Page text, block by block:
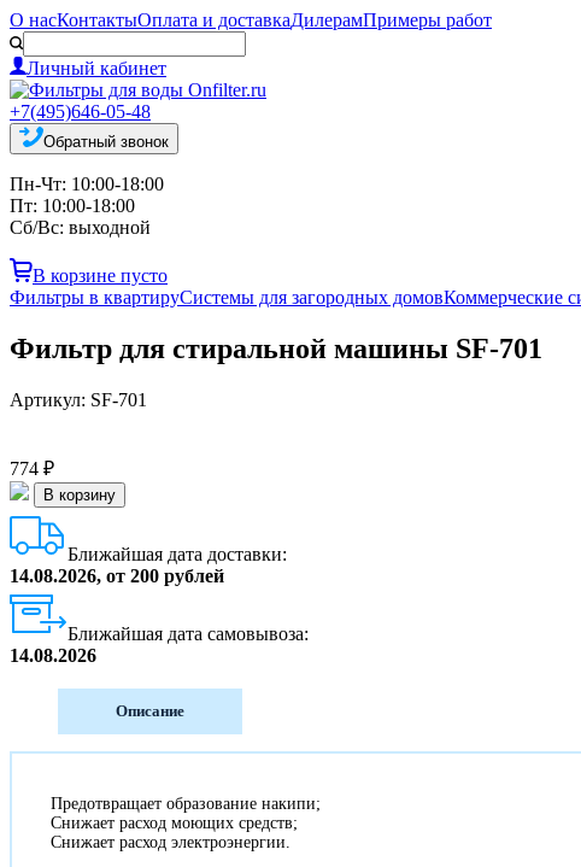
О насКонтактыОплата и доставкаДилерамПримеры работ
Личный кабинет
+7(495)646-05-48
Обратный звонок
Пн-Чт: 10:00-18:00
Пт: 10:00-18:00
Сб/Вс: выходной
В корзине пусто
Фильтры в квартируСистемы для загородных домовКоммерческие
Фильтр для стиральной машины SF-701
Артикул: SF-701
774 ₽
Ближайшая дата доставки:
14.08.2026, от 200 рублей
Ближайшая дата самовывоза:
14.08.2026
Описание
Предотвращает образование накипи;
Снижает расход моющих средств;
Снижает расход электроэнергии.